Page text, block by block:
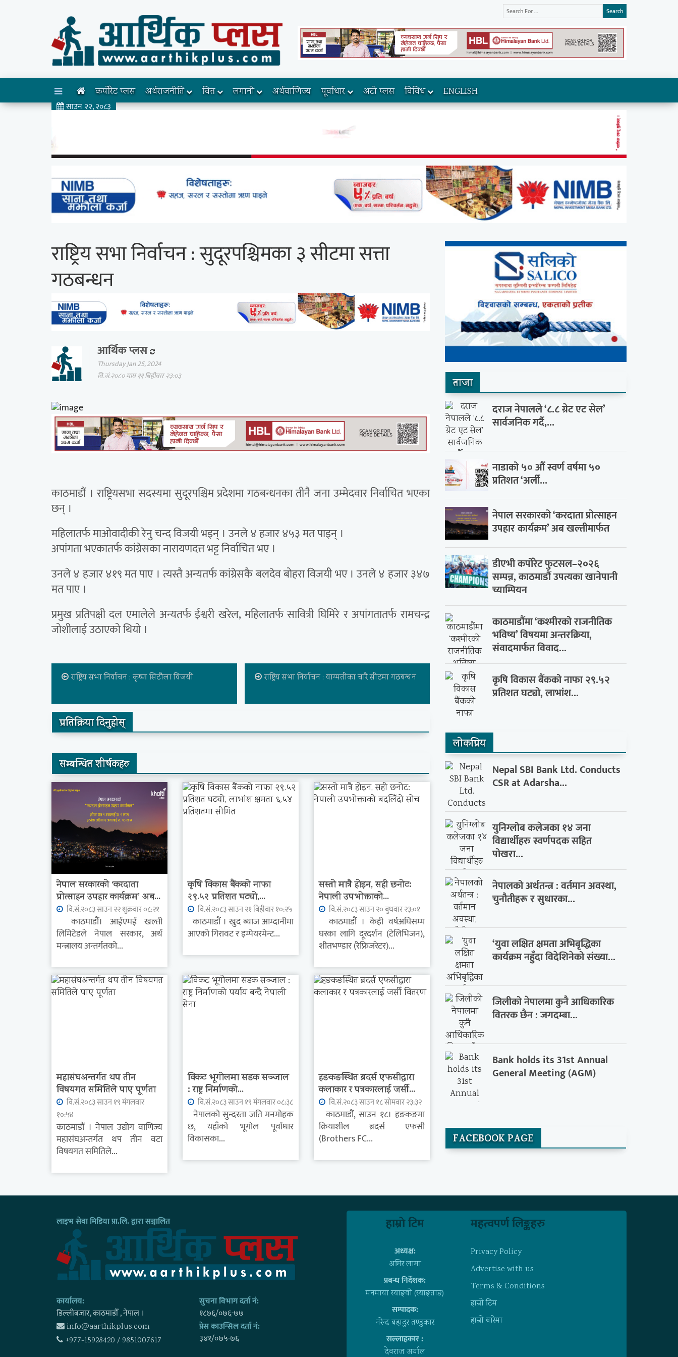
Search
साउन २२, २०८३
कर्पोरेट प्लस अर्थराजनीति वित्त लगानी अर्थवाणिज्य पूर्वाधार अटो प्लस विविध ENGLISH
राष्ट्रिय सभा निर्वाचन : सुदूरपश्चिमका ३ सीटमा सत्ता
गठबन्धन
आर्थिक प्लस
Thursday Jan 25, 2024
वि.सं.२०८० माघ ११ बिहीवार २३:०३
काठमाडौं । राष्ट्रियसभा सदस्यमा सुदूरपश्चिम प्रदेशमा गठबन्धनका तीनै जना उम्मेदवार निर्वाचित भएका
छन् ।
महिलातर्फ माओवादीकी रेनु चन्द विजयी भइन् । उनले ४ हजार ४५३ मत पाइन् ।
अपांगता भएकातर्फ कांग्रेसका नारायणदत्त भट्ट निर्वाचित भए ।
उनले ४ हजार ४१९ मत पाए । त्यस्तै अन्यतर्फ कांग्रेसकै बलदेव बोहरा विजयी भए । उनले ४ हजार ३४७
मत पाए ।
प्रमुख प्रतिपक्षी दल एमालेले अन्यतर्फ ईश्वरी खरेल, महिलातर्फ सावित्री घिमिरे र अपांगतातर्फ रामचन्द्र
जोशीलाई उठाएको थियो ।
राष्ट्रिय सभा निर्वाचन : कृष्ण सिटौला विजयी राष्ट्रिय सभा निर्वाचन : वाग्मतीका चारै सीटमा गठबन्धन
प्रतिक्रिया दिनुहोस्
सम्बन्धित शीर्षकहरु
नेपाल सरकारको ‘करदाता
प्रोत्साहन उपहार कार्यक्रम’ अब...
वि.सं.२०८३ साउन २२ शुक्रवार ०८:२१
काठमाडौं। आईएमई खल्ती
लिमिटेडले नेपाल सरकार, अर्थ
मन्त्रालय अन्तर्गतको...
कृषि विकास बैंकको नाफा
२९.५२ प्रतिशत घट्यो,...
वि.सं.२०८३ साउन २१ बिहीवार १०:२५
काठमाडौं । खुद ब्याज आम्दानीमा
आएको गिरावट र इम्पेयरमेन्ट...
सस्तो मात्रै होइन, सही छनोट:
नेपाली उपभोक्ताको...
वि.सं.२०८३ साउन २० बुधवार २३:०१
काठमाडौं । केही वर्षअघिसम्म
घरका लागि दूरदर्शन (टेलिभिजन),
शीतभण्डार (रेफ्रिजरेटर)...
महासंघअन्तर्गत थप तीन
विषयगत समितिले पाए पूर्णता
वि.सं.२०८३ साउन १९ मंगलवार
१०:५४
काठमाडौं । नेपाल उद्योग वाणिज्य
महासंघअन्तर्गत थप तीन वटा
विषयगत समितिले...
विकट भूगोलमा सडक सञ्जाल
: राष्ट्र निर्माणको...
वि.सं.२०८३ साउन १९ मंगलवार ०८:३८
नेपालको सुन्दरता जति मनमोहक
छ, यहाँको भूगोल पूर्वाधार
विकासका...
हङकङस्थित ब्रदर्स एफसीद्वारा
कलाकार र पत्रकारलाई जर्सी...
वि.सं.२०८३ साउन १८ सोमवार २३:३२
काठमाडौं, साउन १८। हङकङमा
क्रियाशील ब्रदर्स एफसी
(Brothers FC...
ताजा
दराज नेपालले ‘८.८ ग्रेट एट सेल’
सार्वजनिक गर्दै,...
नाडाको ५० औँ स्वर्ण वर्षमा ५०
प्रतिशत ‘अर्ली...
नेपाल सरकारको ‘करदाता प्रोत्साहन
उपहार कार्यक्रम’ अब खल्तीमार्फत
डीएभी कर्पोरेट फुटसल–२०२६
सम्पन्न, काठमाडौं उपत्यका खानेपानी
च्याम्पियन
काठमाडौंमा ‘कश्मीरको राजनीतिक
भविष्य’ विषयमा अन्तरक्रिया,
संवादमार्फत विवाद...
कृषि विकास बैंकको नाफा २९.५२
प्रतिशत घट्यो, लाभांश...
लाेकप्रिय
Nepal SBI Bank Ltd. Conducts
CSR at Adarsha...
युनिग्लोब कलेजका १४ जना
विद्यार्थीहरु स्वर्णपदक सहित
पोखरा...
नेपालको अर्थतन्त्र : वर्तमान अवस्था,
चुनौतीहरू र सुधारका...
‘युवा लक्षित क्षमता अभिबृद्धिका
कार्यक्रम नहुँदा विदेशिनेको संख्या...
जिलीको नेपालमा कुनै आधिकारिक
वितरक छैन : जगदम्बा...
Bank holds its 31st Annual
General Meeting (AGM)
FACEBOOK PAGE
लाइभ सेवा मिडिया प्रा.लि. द्वारा सञ्चालित
कार्यालय:
डिल्लीबजार, काठमाडाैँ , नेपाल ।
info@aarthikplus.com
+977-15928420 / 9851007617
सुचना विभाग दर्ता नं:
१८७६/०७६-७७
प्रेस काउन्सिल दर्ता नं:
३४१/०७५-७६
हाम्राे टिम
अध्यक्ष:
अमिर लामा
प्रबन्ध निर्देशक:
मनमाया स्याङ्वाे (स्याङ्ताङ)
सम्पादक:
नरेन्द्र बहादुर तण्डुकार
सल्लाहकार :
देवराज अर्याल
महत्वपर्ण लिङ्कहरु
Privacy Policy
Advertise with us
Terms & Conditions
हाम्राे टिम
हाम्राे बारेमा